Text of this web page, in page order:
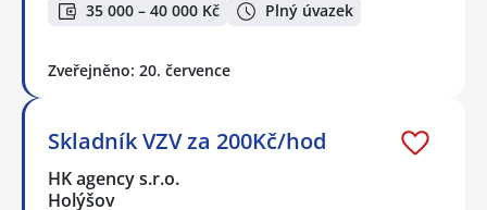
35 000 – 40 000 Kč Plný úvazek
Zveřejněno: 20. července
Skladník VZV za 200Kč/hod
HK agency s.r.o.
Holýšov